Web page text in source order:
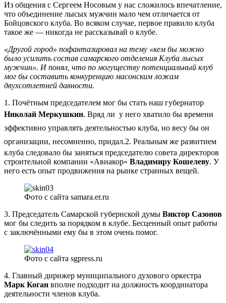
Из общения с Сергеем Носовым у нас сложилось впечатление,
что объединение лысых мужчин мало чем отличается от
Бойцовского клуба. Во всяком случае, первое правило клуба
такое же — никогда не рассказывай о клубе.
«Другой город» пофантазировал на тему «кем бы можно
было усилить состав самарского отделения Клуба лысых
мужчин». И понял, что по могуществу потенциальный клуб
мог бы составить конкуренцию масонским ложам
двухсотлетней давности.
1. Почётным председателем мог бы стать наш губернатор
Николай Меркушкин. Вряд ли у него хватило бы времени
эффективно управлять деятельностью клуба, но весу бы он
организации, несомненно, придал.2. Реальным же развитием
клуба следовало бы заняться председателю совета директоров
строительной компании «Авиакор» Владимиру Кошелеву. У
него есть опыт продвижения на рынке странных вещей.
Фото с сайта samara.er.ru
3. Председатель Самарской губернской думы Виктор Сазонов
мог бы следить за порядком в клубе. Бесценный опыт работы
с заключёнными ему бы в этом очень помог.
Фото с сайта sgpress.ru
4. Главный дирижер муниципального духового оркестра
Марк Коган вполне подходит на должность координатора
деятельности членов клуба.